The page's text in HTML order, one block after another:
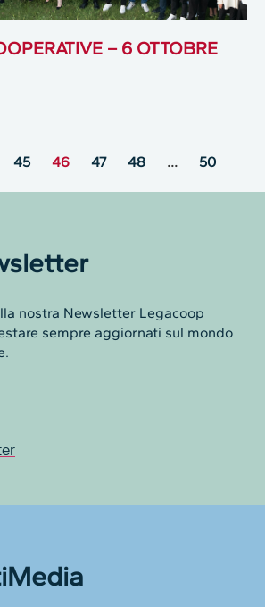
– 6 OTTOBRE
45 46 47 48 … 50
nostra Newsletter Legacoop
sempre aggiornati sul mondo